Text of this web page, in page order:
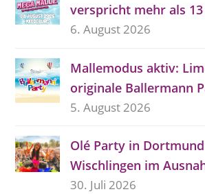
verspricht mehr als
6. August 2026
Mallemodus aktiv:
originale Ballermann
5. August 2026
Olé Party in
Wischlingen im
30. Juli 2026